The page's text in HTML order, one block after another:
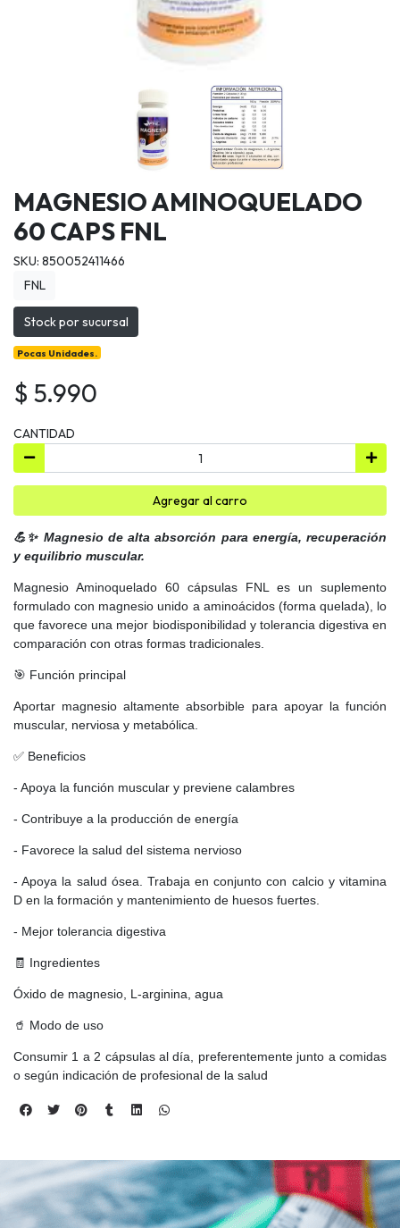
MAGNESIO AMINOQUELADO
60 CAPS FNL
SKU: 850052411466
FNL
Stock por sucursal
Pocas Unidades.
$ 5.990
CANTIDAD
Agregar al carro
💪✨ Magnesio de alta absorción para energía, recuperación
y equilibrio muscular.
Magnesio Aminoquelado 60 cápsulas FNL es un suplemento
formulado con magnesio unido a aminoácidos (forma quelada), lo
que favorece una mejor biodisponibilidad y tolerancia digestiva en
comparación con otras formas tradicionales.
🎯 Función principal
Aportar magnesio altamente absorbible para apoyar la función
muscular, nerviosa y metabólica.
✅ Beneficios
- Apoya la función muscular y previene calambres
- Contribuye a la producción de energía
- Favorece la salud del sistema nervioso
- Apoya la salud ósea. Trabaja en conjunto con calcio y vitamina
D en la formación y mantenimiento de huesos fuertes.
- Mejor tolerancia digestiva
🧾 Ingredientes
Óxido de magnesio, L-arginina, agua
🥤 Modo de uso
Consumir 1 a 2 cápsulas al día, preferentemente junto a comidas
o según indicación de profesional de la salud